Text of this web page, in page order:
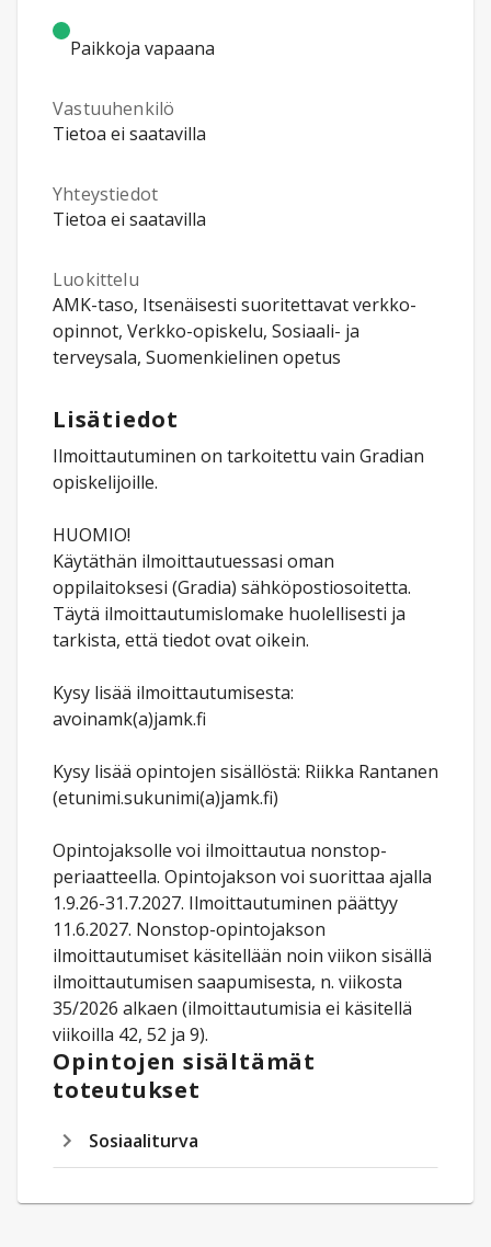
Paikkoja vapaana
Vastuuhenkilö
Tietoa ei saatavilla
Yhteystiedot
Tietoa ei saatavilla
Luokittelu
AMK-taso, Itsenäisesti suoritettavat verkko-
opinnot, Verkko-opiskelu, Sosiaali- ja
terveysala, Suomenkielinen opetus
Lisätiedot
Ilmoittautuminen on tarkoitettu vain Gradian
opiskelijoille.
HUOMIO!
Käytäthän ilmoittautuessasi oman
oppilaitoksesi (Gradia) sähköpostiosoitetta.
Täytä ilmoittautumislomake huolellisesti ja
tarkista, että tiedot ovat oikein.
Kysy lisää ilmoittautumisesta:
avoinamk(a)jamk.fi
Kysy lisää opintojen sisällöstä: Riikka Rantanen
(etunimi.sukunimi(a)jamk.fi)
Opintojaksolle voi ilmoittautua nonstop-
periaatteella. Opintojakson voi suorittaa ajalla
1.9.26-31.7.2027. Ilmoittautuminen päättyy
11.6.2027. Nonstop-opintojakson
ilmoittautumiset käsitellään noin viikon sisällä
ilmoittautumisen saapumisesta, n. viikosta
35/2026 alkaen (ilmoittautumisia ei käsitellä
viikoilla 42, 52 ja 9).
Opintojen sisältämät
toteutukset
Sosiaaliturva